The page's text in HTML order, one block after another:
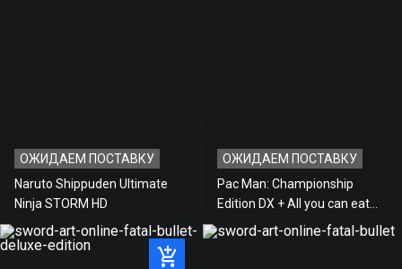
ОЖИДАЕМ ПОСТАВКУ
Naruto Shippuden Ultimate
Ninja STORM HD
ОЖИДАЕМ ПОСТАВКУ
Pac Man: Championship
Edition DX + All you can eat